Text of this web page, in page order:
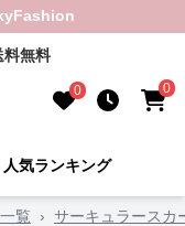
料無料
0 0
人気ランキング
覧 › サーキュラースカ